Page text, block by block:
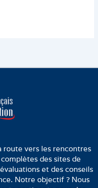
route vers les rencontres
des sites de
et des conseils
Notre objectif ? Nous